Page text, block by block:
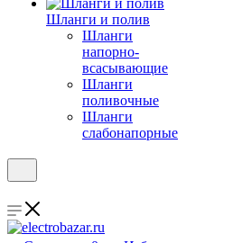
Шланги и полив
Шланги
напорно-
всасывающие
Шланги
поливочные
Шланги
слабонапорные